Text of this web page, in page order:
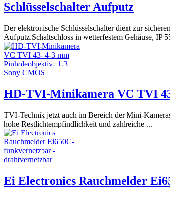
Schlüsselschalter Aufputz
Der elektronische Schlüsselschalter dient zur
Aufputz.Schaltschloss in wetterfestem Gehäuse, IP
HD-TVI-Minikamera VC TVI
TVI-Technik jetzt auch im Bereich der Mini-
hohe Restlichtempfindlichkeit und zahlreiche ...
Ei Electronics Rauchmelder